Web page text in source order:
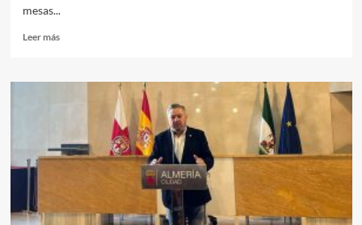
mesas...
Leer másLeer
Salud
del
Hospital